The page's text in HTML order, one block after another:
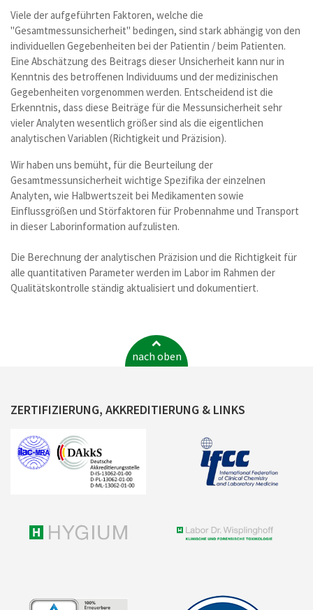
Viele der aufgeführten Faktoren, welche die
"Gesamtmessunsicherheit" bedingen, sind stark abhängig von den
individuellen Gegebenheiten bei der Patientin / beim Patienten.
Eine Abschätzung des Beitrags dieser Unsicherheit kann nur in
Kenntnis des betroffenen Individuums und der medizinischen
Gegebenheiten vorgenommen werden. Entscheidend ist die
Erkenntnis, dass diese Beiträge für die Messunsicherheit sehr
vieler Analyten wesentlich größer sind als die eigentlichen
analytischen Variablen (Richtigkeit und Präzision).
Wir haben uns bemüht, für die Beurteilung der
Gesamtmessunsicherheit wichtige Spezifika der einzelnen
Analyten, wie Halbwertszeit bei Medikamenten sowie
Einflussgrößen und Störfaktoren für Probennahme und Transport
in dieser Laborinformation aufzulisten.
Die Berechnung der analytischen Präzision und die Richtigkeit für
alle quantitativen Parameter werden im Labor im Rahmen der
Qualitätskontrolle ständig aktualisiert und dokumentiert.
nach oben
ZERTIFIZIERUNG, AKKREDITIERUNG & LINKS